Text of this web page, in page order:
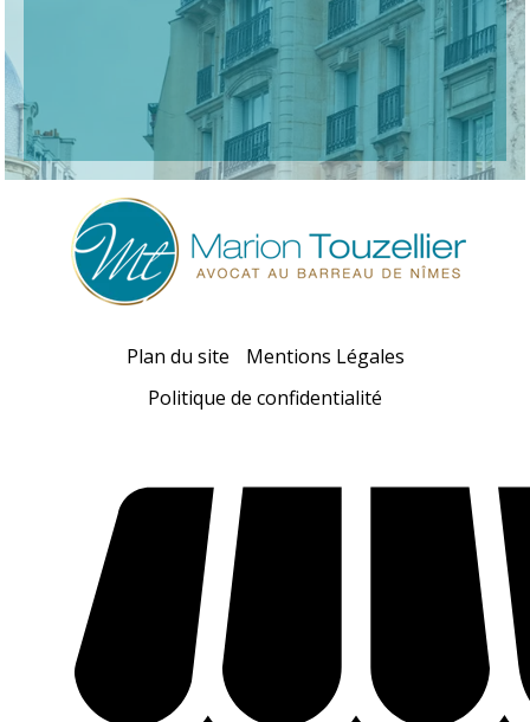
Plan du site
Mentions Légales
Politique de confidentialité